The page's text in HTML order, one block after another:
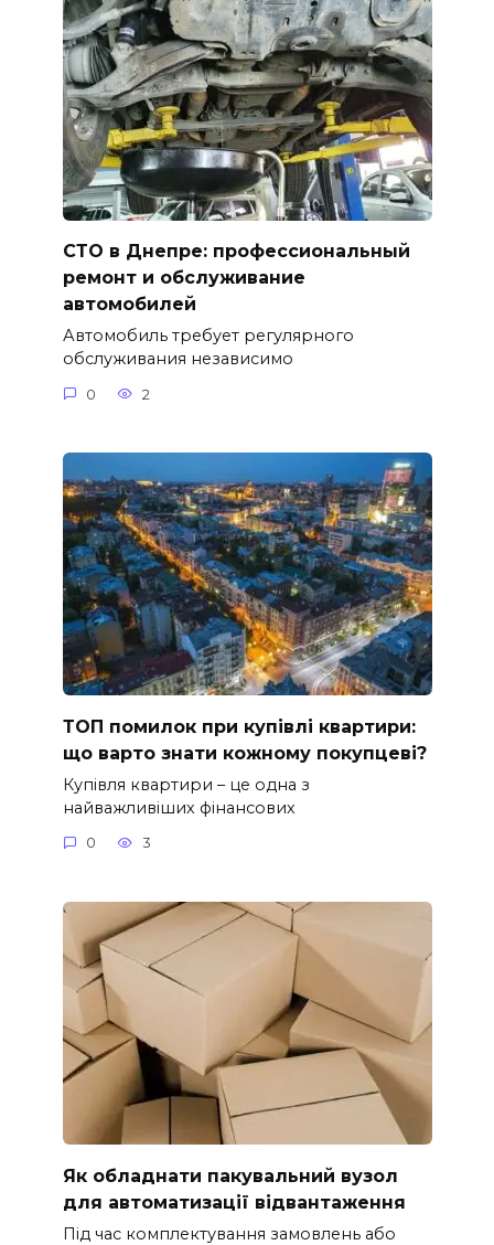
СТО в Днепре: профессиональный
ремонт и обслуживание
автомобилей
Автомобиль требует регулярного
обслуживания независимо
0 2
ТОП помилок при купівлі квартири:
що варто знати кожному покупцеві?
Купівля квартири – це одна з
найважливіших фінансових
0 3
Як обладнати пакувальний вузол
для автоматизації відвантаження
Під час комплектування замовлень або